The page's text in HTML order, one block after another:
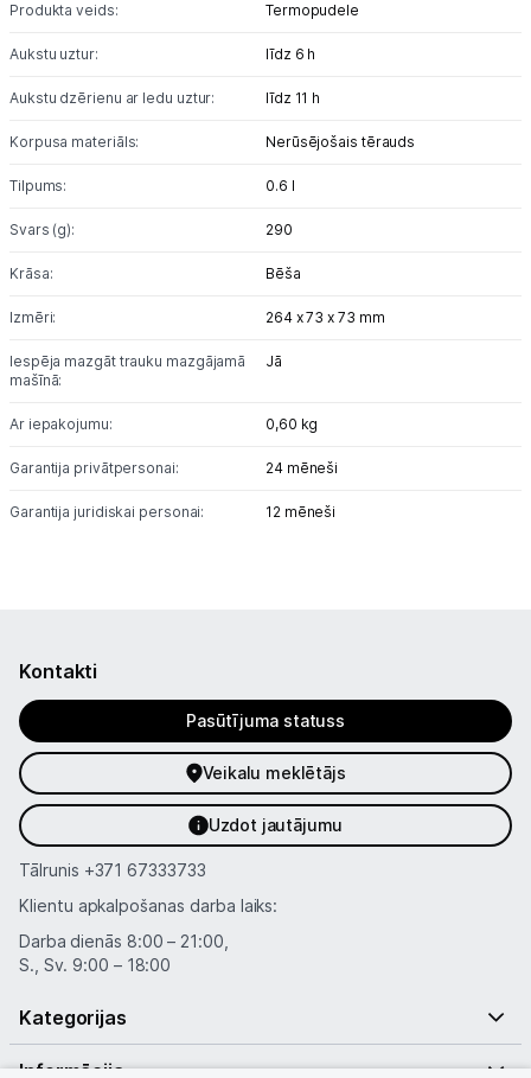
Blogs
Piegāde un apmaksa
Kontakti
Informācija
Produkta veids: Termopudele
Aukstu uztur: līdz 6 h
Aukstu dzērienu ar ledu uztur: līdz 11 h
Korpusa materiāls: Nerūsējošais tērauds
Tilpums: 0.6 l
Svars (g): 290
Krāsa: Bēša
Izmēri: 264 x 73 x 73 mm
Iespēja mazgāt trauku mazgājamā
mašīnā:
Jā
Ar iepakojumu: 0,60 kg
Garantija privātpersonai: 24 mēneši
Garantija juridiskai personai: 12 mēneši
Kontakti
Pasūtījuma statuss
Veikalu meklētājs
Uzdot jautājumu
Tālrunis +371 67333733
Klientu apkalpošanas darba laiks:
Darba dienās 8:00 – 21:00,
S., Sv. 9:00 – 18:00
Kategorijas
Informācija